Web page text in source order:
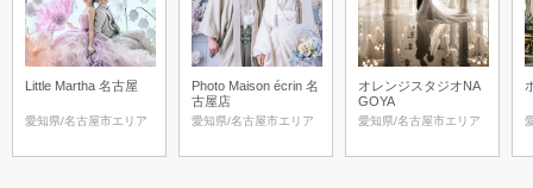
Little Martha 名古屋
愛知県/名古屋市エリア
Photo Maison écrin 名
古屋店
愛知県/名古屋市エリア
オレンジスタジオNA
GOYA
愛知県/名古屋市エリア